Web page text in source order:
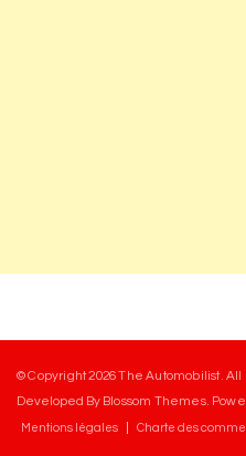
© Copyright 2026The Automobilist. All
Developed By Blossom Themes.
Mentions légales Charte des